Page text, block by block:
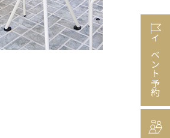
イベント予約